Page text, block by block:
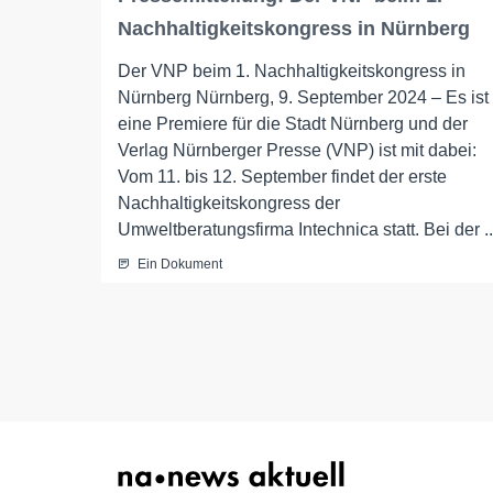
Nachhaltigkeitskongress in Nürnberg
Der VNP beim 1. Nachhaltigkeitskongress in
Nürnberg Nürnberg, 9. September 2024 – Es ist
eine Premiere für die Stadt Nürnberg und der
Verlag Nürnberger Presse (VNP) ist mit dabei:
Vom 11. bis 12. September findet der erste
Nachhaltigkeitskongress der
Umweltberatungsfirma Intechnica statt. Bei der
Ein Dokument